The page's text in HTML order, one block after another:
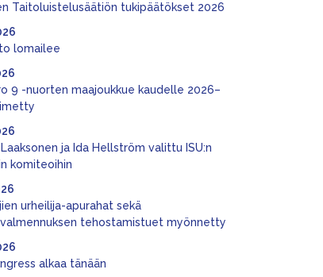
Taitoluistelusäätiön tukipäätökset 2026
lomailee
9 -nuorten maajoukkue kaudelle 2026–
ja Ida Hellström valittu ISU:n
komiteoihin
urheilija-apurahat sekä
tehostamistuet myönnetty
alkaa tänään